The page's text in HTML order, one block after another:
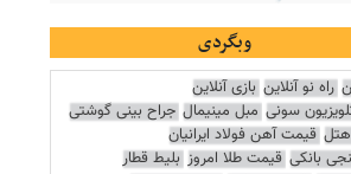
وبگردی
راه نو آنلاین بازی آنلاین
سونی مبل مینیمال جراح بینی گوشتی
قیمت آهن فولاد ایرانیان
بانکی قیمت طلا امروز بلیط قطار